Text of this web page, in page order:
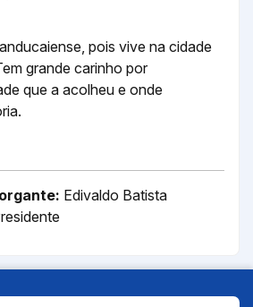
pois vive na cidade
grande carinho por
que a acolheu e onde
Edivaldo Batista